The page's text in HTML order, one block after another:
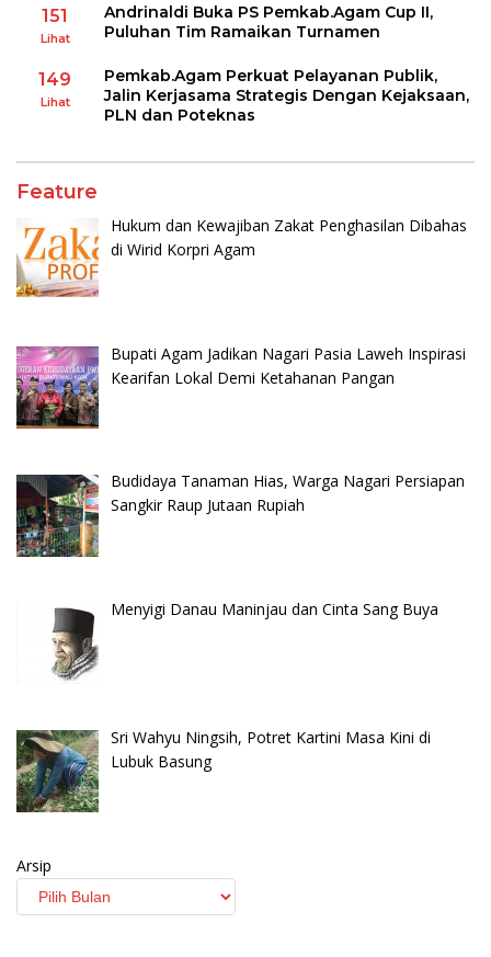
151
Lihat
Andrinaldi Buka PS Pemkab.Agam Cup II,
Puluhan Tim Ramaikan Turnamen
149
Lihat
Pemkab.Agam Perkuat Pelayanan Publik,
Jalin Kerjasama Strategis Dengan Kejaksaan,
PLN dan Poteknas
Feature
Hukum dan Kewajiban Zakat Penghasilan Dibahas
di Wirid Korpri Agam
Bupati Agam Jadikan Nagari Pasia Laweh Inspirasi
Kearifan Lokal Demi Ketahanan Pangan
Budidaya Tanaman Hias, Warga Nagari Persiapan
Sangkir Raup Jutaan Rupiah
Menyigi Danau Maninjau dan Cinta Sang Buya
Sri Wahyu Ningsih, Potret Kartini Masa Kini di
Lubuk Basung
Arsip